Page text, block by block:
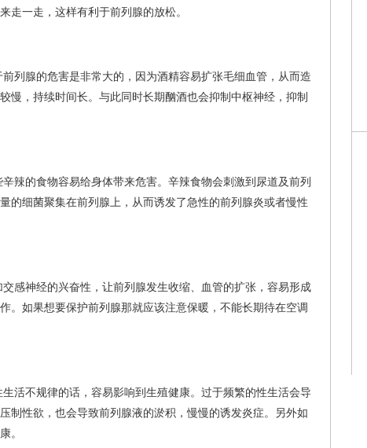
走一走，这样有利于前列腺的放松。
列腺的危害是非常大的，因为酒精容易扩张毛细血管，从而造
慢，持续时间长。与此同时长期酗酒也会抑制中枢神经，抑制
辣的食物容易给身体带来危害。辛辣食物会刺激到尿道及前列
的细菌聚集在前列腺上，从而诱发了急性的前列腺炎或者慢性
感神经的兴奋性，让前列腺发生收缩、血管的扩张，容易形成
。如果想要保护前列腺那就应该注意保暖，不能长期待在空调
活不规律的话，容易影响到生殖健康。过于频繁的性生活会导
制性欲，也会导致前列腺液的淤积，慢慢的诱发炎症。另外如
。